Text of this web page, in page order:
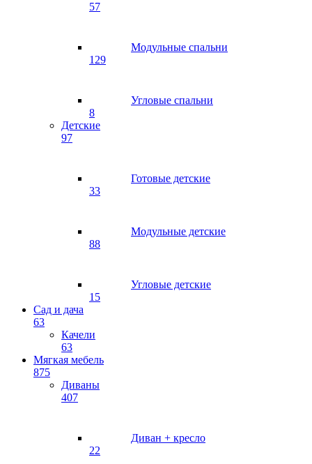
57
Модульные спальни
129
Угловые спальни
8
Детские
97
Готовые детские
33
Модульные детские
88
Угловые детские
15
Сад и дача
63
Качели
63
Мягкая мебель
875
Диваны
407
Диван + кресло
22